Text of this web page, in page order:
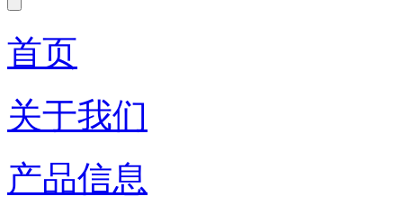
首页
关于我们
产品信息